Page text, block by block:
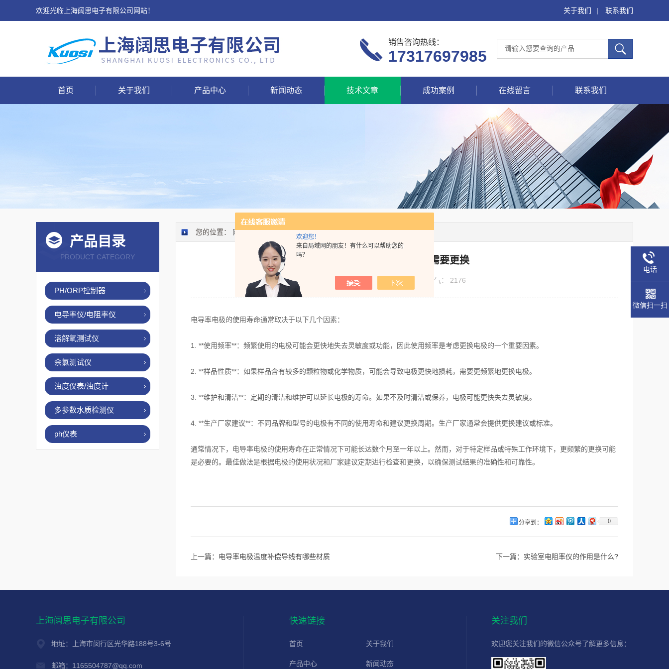
欢迎您！
来自局域网的朋友！有什么可以帮助您的
吗？
欢迎光临上海阔思电子有限公司网站！ 关于我们 | 联系我们
销售咨询热线：
17317697985
首页 关于我们 产品中心 新闻动态 技术文章 成功案例 在线留言 联系我们
产品目录
PRODUCT CATEGORY
PH/ORP控制器
电导率仪/电阻率仪
溶解氧测试仪
余氯测试仪
浊度仪表/浊度计
多参数水质检测仪
ph仪表
您的位置： 网站首页>技术文章> 电导率电极多长时间需要更换
电导率电极多长时间需要更换
发布日期： 2023-12-14 浏览人气： 2176
电导率电极的使用寿命通常取决于以下几个因素：
1. **使用频率**：频繁使用的电极可能会更快地失去灵敏度或功能，因此使用频率是考虑更换电极的一个重要因素。
2. **样品性质**：如果样品含有较多的颗粒物或化学物质，可能会导致电极更快地损耗，需要更频繁地更换电极。
3. **维护和清洁**：定期的清洁和维护可以延长电极的寿命。如果不及时清洁或保养，电极可能更快失去灵敏度。
4. **生产厂家建议**：不同品牌和型号的电极有不同的使用寿命和建议更换周期。生产厂家通常会提供更换建议或标准。
通常情况下，电导率电极的使用寿命在正常情况下可能长达数个月至一年以上。然而，对于特定样品或特殊工作环境下，更频繁的更换可能
是必要的。最佳做法是根据电极的使用状况和厂家建议定期进行检查和更换，以确保测试结果的准确性和可靠性。
分享到： 0
上一篇： 电导率电极温度补偿导线有哪些材质 下一篇： 实验室电阻率仪的作用是什么?
上海阔思电子有限公司
地址：上海市闵行区光华路188号3-6号
邮箱：1165504787@qq.com
快速链接
首页 关于我们
产品中心 新闻动态
关注我们
欢迎您关注我们的微信公众号了解更多信息：
电话
微信扫一扫